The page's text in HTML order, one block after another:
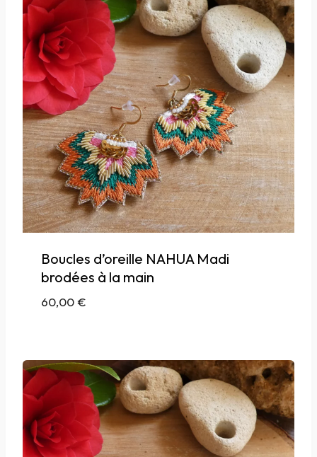
Boucles d’oreille NAHUA Madi
brodées à la main
60,00€